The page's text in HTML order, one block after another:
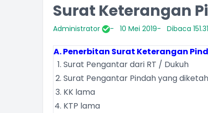
Surat Keterangan
Administrator 10 Mei 2019 Dibaca
A. Penerbitan Surat Keterangan
Surat Pengantar dari RT / Dukuh
Surat Pengantar Pindah yang
KK lama
KTP lama